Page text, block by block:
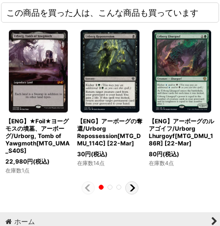
この商品を買った人は、こんな商品も買っています
【ENG】★Foil★ヨーグ
モスの墳墓、アーボー
グ/Urborg, Tomb of
Yawgmoth[MTG_UMA
_S40S]
22,980円(税込)
在庫数1点
【ENG】アーボーグの奪
還/Urborg
Repossession[MTG_D
MU_114C] [22-Mar]
30円(税込)
在庫数14点
【ENG】アーボーグのル
アゴイフ/Urborg
Lhurgoyf[MTG_DMU_1
86R] [22-Mar]
80円(税込)
在庫数4点
ホーム